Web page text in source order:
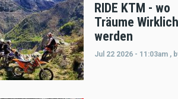
RIDE KTM - wo
Träume
werden
Jul 22 2026 - 11:03am ,